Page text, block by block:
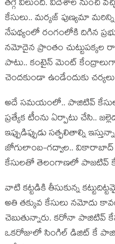
తగ్గే వీలుంది. విదేశాల
కేసులు.. మర్కజ్ పుణ్యమా
నేపథ్యంలో రంగంలోకి దిగిన
నమోదైన ప్రాంతం
పాటు.. కంటైన్ మెంట్ కేంద్రాలుగా
చెందకుండా ఉండేందుకు
అదే సమయంలో.. పాజిటివ్ కేసుల
ప్రత్యేక టీంను ఏర్పాటు చేసి..
ఇప్పుడిప్పుడు సత్ఫలితాల్ని
జోగులాంబ-గద్వాల.. వికారాబాద్
కేసులతో తెలంగాణలో పాజటివ్
వాటి కట్టడికి తీసుకున్న
అతి తక్కువ కేసులు నమోదు
చెబుతున్నారు. కరోనా పాజిటివ్
ఒకరోజులో సింగిల్ డిజిట్ కే